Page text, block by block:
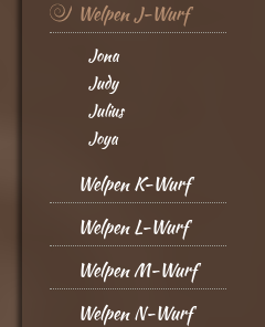
Welpen J-Wurf
Jona
Judy
Julius
Joya
Welpen K-Wurf
Welpen L-Wurf
Welpen M-Wurf
Welpen N-Wurf